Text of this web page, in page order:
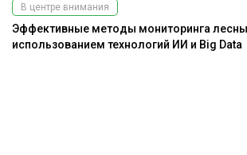
В центре внимания
Эффективные методы мониторинга
использованием технологий ИИ и Big Data